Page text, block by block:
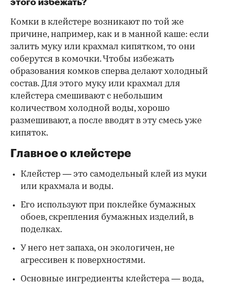
этого избежать?
Комки в клейстере возникают по той же
причине, например, как и в манной каше: если
залить муку или крахмал кипятком, то они
соберутся в комочки. Чтобы избежать
образования комков сперва делают холодный
состав. Для этого муку или крахмал для
клейстера смешивают с небольшим
количеством холодной воды, хорошо
размешивают, а после вводят в эту смесь уже
кипяток.
Главное о клейстере
Клейстер — это самодельный клей из муки
или крахмала и воды.
Его используют при поклейке бумажных
обоев, скрепления бумажных изделий, в
поделках.
У него нет запаха, он экологичен, не
агрессивен к поверхностями.
Основные ингредиенты клейстера — вода,